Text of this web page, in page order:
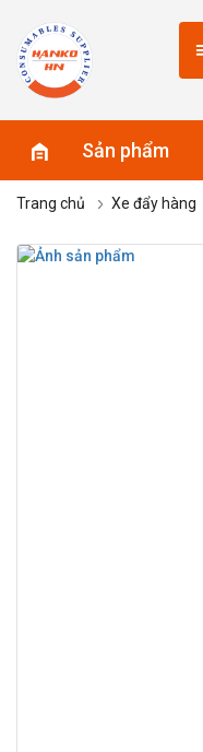
Sản phẩm
Trang chủ Xe đẩy hàng